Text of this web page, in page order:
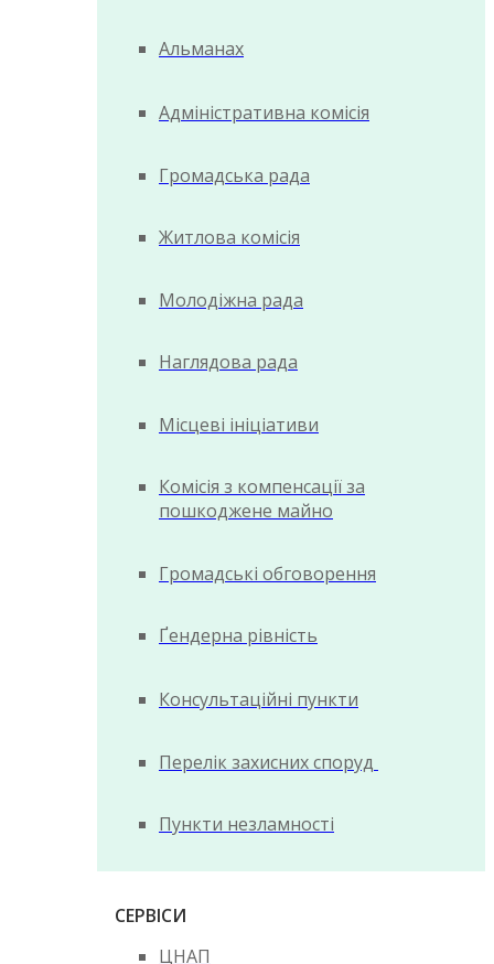
Альманах
Адміністративна комісія
Громадська рада
Житлова комісія
Молодіжна рада
Наглядова рада
Місцеві ініціативи
Комісія з компенсації за
пошкоджене майно
Громадські обговорення
Ґендерна рівність
Консультаційні пункти
Перелік захисних споруд
Пункти незламності
СЕРВІСИ
ЦНАП